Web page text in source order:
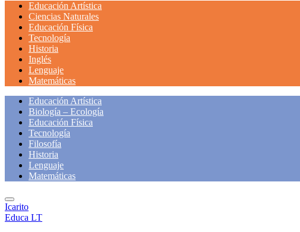
Educación Artística
Ciencias Naturales
Educación Física
Tecnología
Historia
Inglés
Lenguaje
Matemáticas
Educación Artística
Biología – Ecología
Educación Física
Tecnología
Filosofía
Historia
Lenguaje
Matemáticas
Icarito
Educa LT